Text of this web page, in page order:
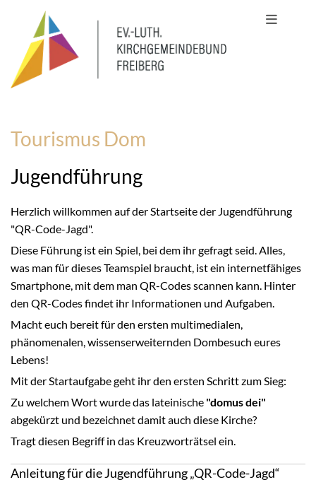
Tourismus Dom
Jugendführung
Herzlich willkommen auf der Startseite der Jugendführung
"QR-Code-Jagd".
Diese Führung ist ein Spiel, bei dem ihr gefragt seid. Alles,
was man für dieses Teamspiel braucht, ist ein internetfähiges
Smartphone, mit dem man QR-Codes scannen kann. Hinter
den QR-Codes findet ihr Informationen und Aufgaben.
Macht euch bereit für den ersten multimedialen,
phänomenalen, wissenserweiternden Dombesuch eures
Lebens!
Mit der Startaufgabe geht ihr den ersten Schritt zum Sieg:
Zu welchem Wort wurde das lateinische "domus dei"
abgekürzt und bezeichnet damit auch diese Kirche?
Tragt diesen Begriff in das Kreuzworträtsel ein.
Anleitung für die Jugendführung „QR-Code-Jagd“